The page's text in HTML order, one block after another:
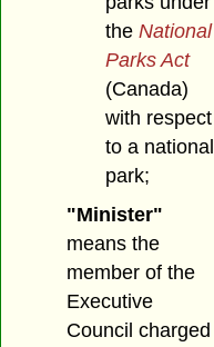
the National
Parks Act
(Canada)
with respect
to a national
park;
"Minister"
means the
member of the
Executive
Council charged